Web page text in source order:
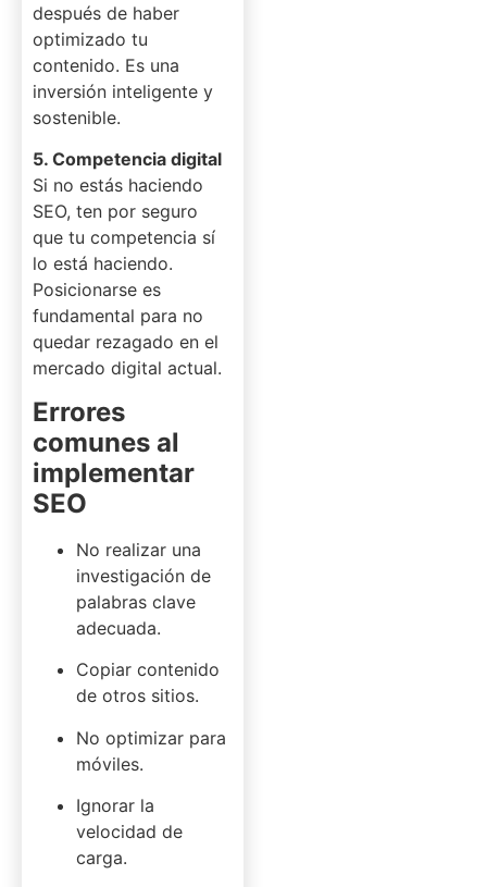
después de haber
optimizado tu
contenido. Es una
inversión inteligente y
sostenible.
5. Competencia digital
Si no estás haciendo
SEO, ten por seguro
que tu competencia sí
lo está haciendo.
Posicionarse es
fundamental para no
quedar rezagado en el
mercado digital actual.
Errores
comunes al
implementar
SEO
No realizar una
investigación de
palabras clave
adecuada.
Copiar contenido
de otros sitios.
No optimizar para
móviles.
Ignorar la
velocidad de
carga.